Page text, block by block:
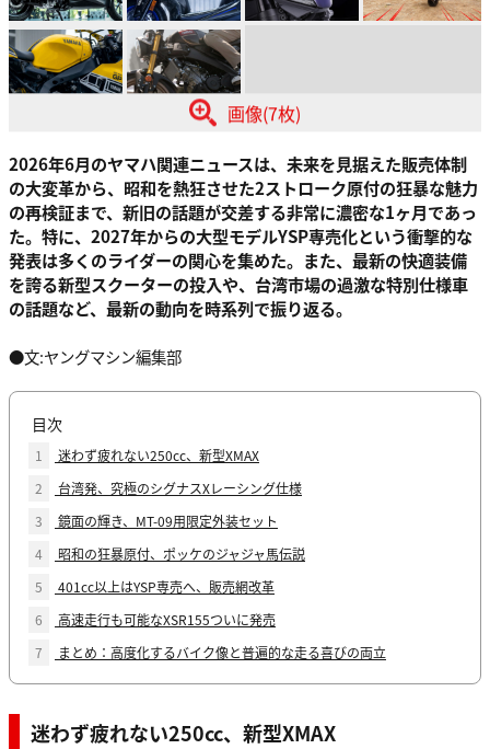
画像(7枚)
2026年6月のヤマハ関連ニュースは、未来を見据えた販売体制
の大変革から、昭和を熱狂させた2ストローク原付の狂暴な魅力
の再検証まで、新旧の話題が交差する非常に濃密な1ヶ月であっ
た。特に、2027年からの大型モデルYSP専売化という衝撃的な
発表は多くのライダーの関心を集めた。また、最新の快適装備
を誇る新型スクーターの投入や、台湾市場の過激な特別仕様車
の話題など、最新の動向を時系列で振り返る。
●文:ヤングマシン編集部
目次
1
迷わず疲れない250cc、新型XMAX
2
台湾発、究極のシグナスXレーシング仕様
3
鏡面の輝き、MT-09用限定外装セット
4
昭和の狂暴原付、ポッケのジャジャ馬伝説
5
401cc以上はYSP専売へ、販売網改革
6
高速走行も可能なXSR155ついに発売
7
まとめ：高度化するバイク像と普遍的な走る喜びの両立
迷わず疲れない250cc、新型XMAX